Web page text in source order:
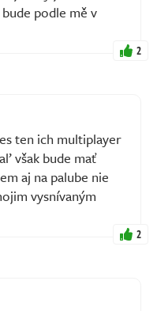
podle mě v
2
ten ich multiplayer
však bude mať
aj na palube nie
vysnívaným
2